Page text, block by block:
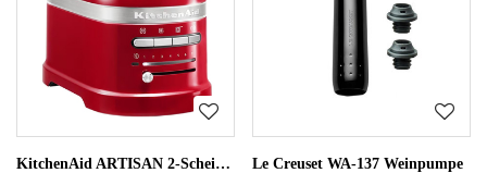
KitchenAid ARTISAN 2-Scheiben-Toaster 5KMT2204 Le Creuset WA-137 Weinpumpe